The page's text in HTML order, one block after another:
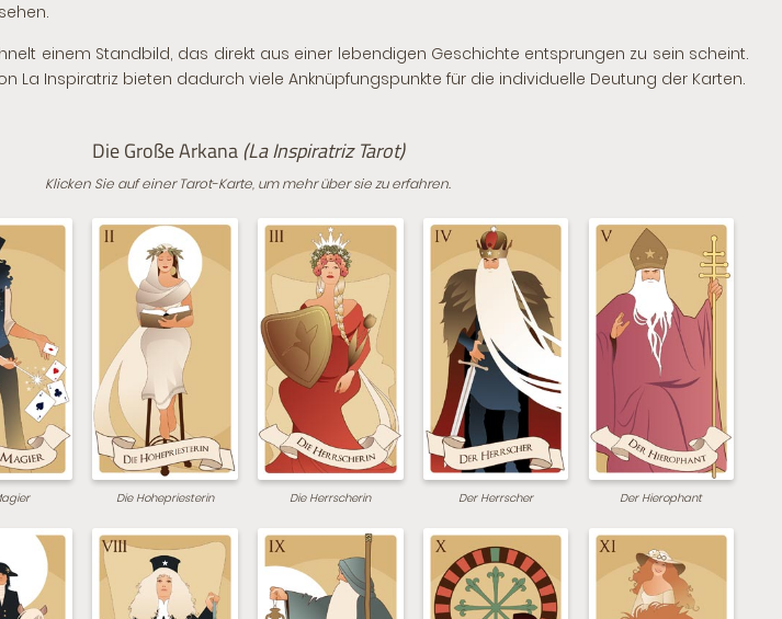
einem Standbild, das direkt aus einer lebendigen Geschichte entsprungen zu sein scheint.
La Inspiratriz bieten dadurch viele Anknüpfungspunkte für die individuelle Deutung der Karten.
Die Große Arkana(La Inspiratriz Tarot)
Klicken Sie auf einer Tarot-Karte, um mehr über sie zu erfahren.
Die Hohepriesterin Die Herrscherin Der Herrscher Der Hierophant